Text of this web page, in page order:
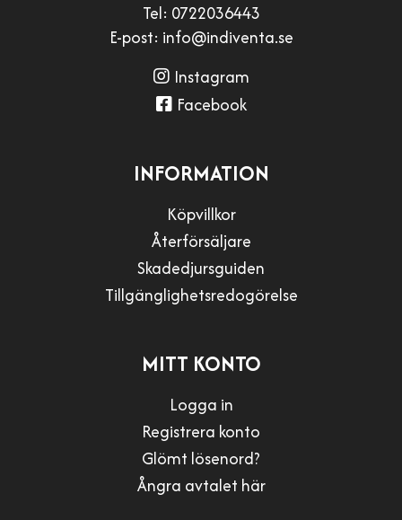
Tel: 0722036443
E-post: info@indiventa.se
Instagram
Facebook
INFORMATION
Köpvillkor
Återförsäljare
Skadedjursguiden
Tillgänglighetsredogörelse
MITT KONTO
Logga in
Registrera konto
Glömt lösenord?
Ångra avtalet här